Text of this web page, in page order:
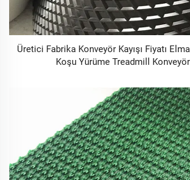
Üretici Fabrika Konveyör Kayışı Fiyatı
Koşu Yürüme Treadmill Konveyör